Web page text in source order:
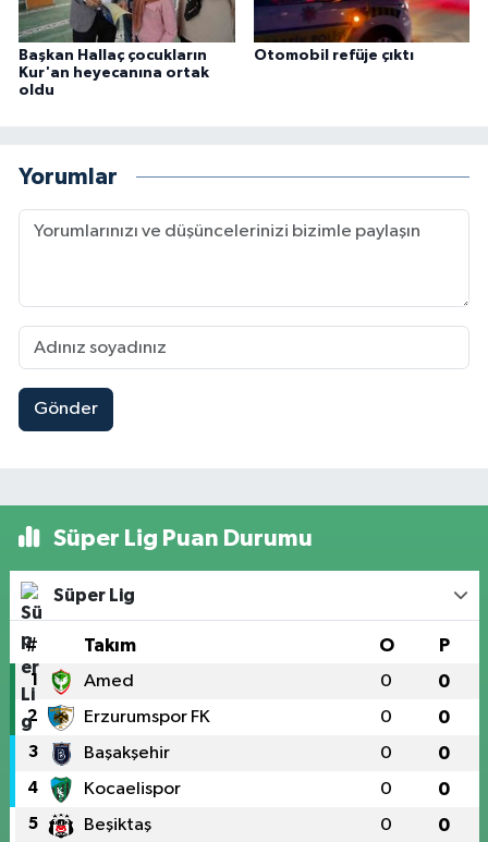
Başkan Hallaç çocukların
Kur'an heyecanına ortak
oldu
Otomobil refüje çıktı
Yorumlar
Gönder
Süper Lig Puan Durumu
Süper Lig
# Takım O P
1 Amed 0 0
2 Erzurumspor FK 0 0
3 Başakşehir 0 0
4 Kocaelispor 0 0
5 Beşiktaş 0 0